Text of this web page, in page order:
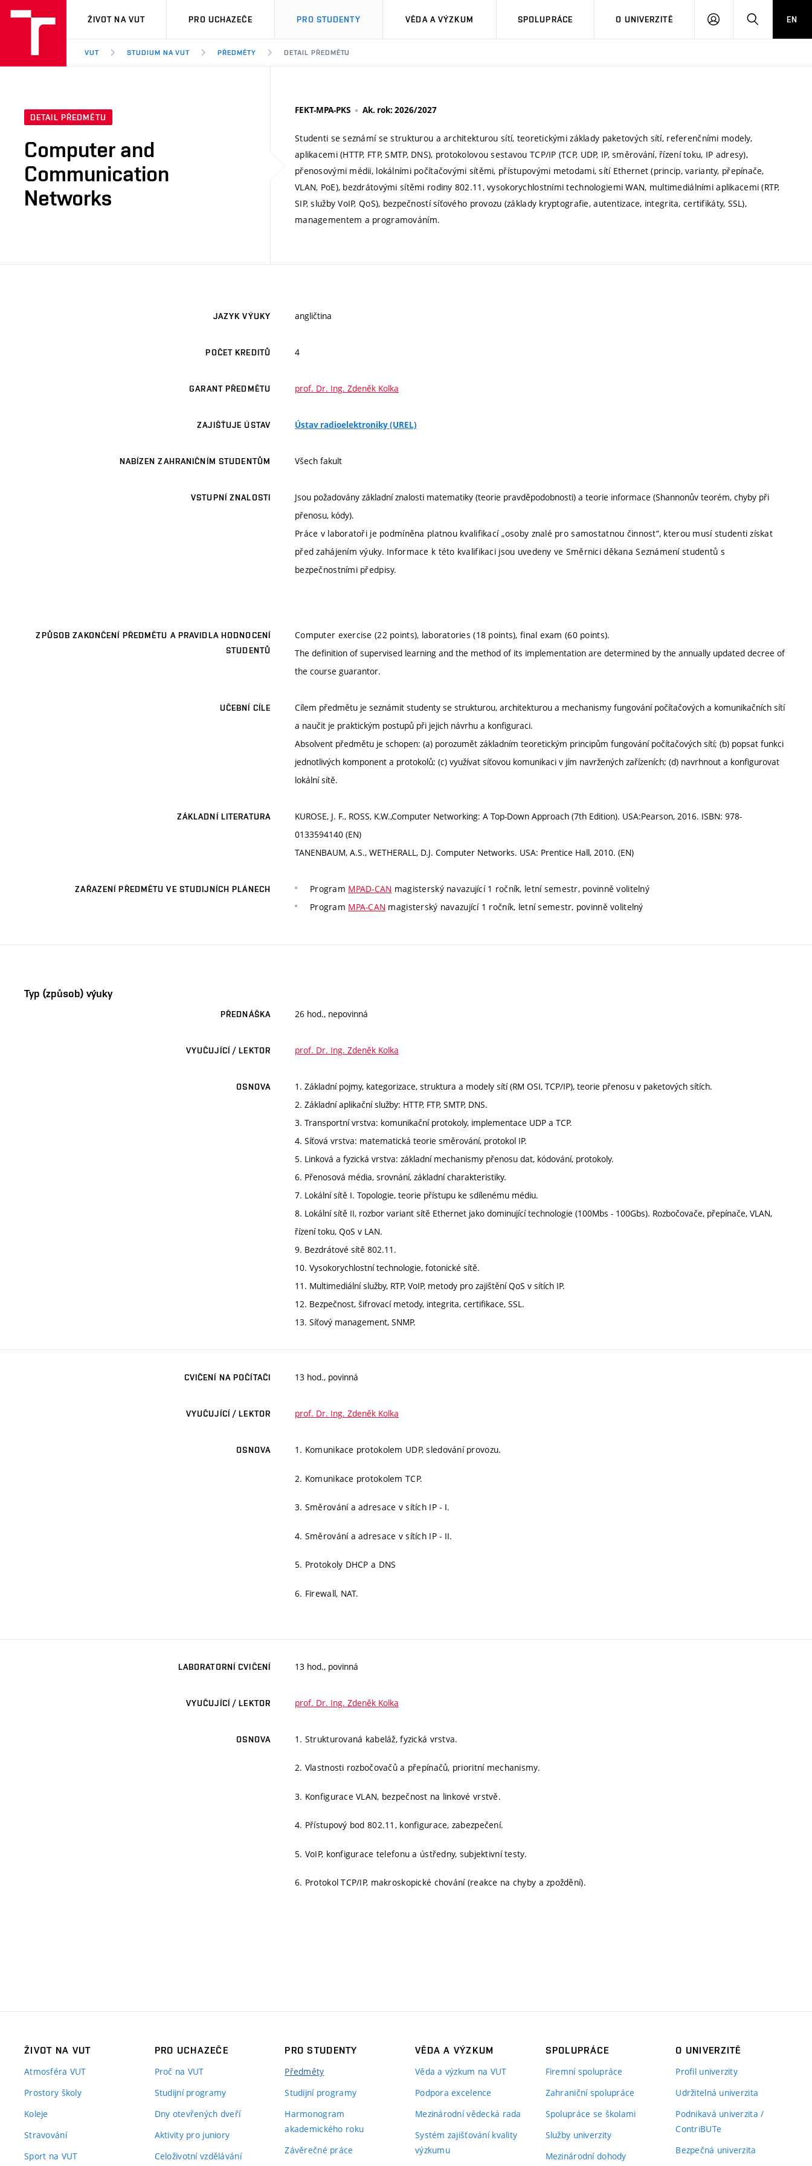
VUT
ŽIVOT NA VUT PRO UCHAZEČE PRO STUDENTY VĚDA A VÝZKUM SPOLUPRÁCE O UNIVERZITĚ
PŘIHLÁSIT HLEDATEN
VUT STUDIUM NA VUT PŘEDMĚTY DETAIL PŘEDMĚTU
DETAIL PŘEDMĚTU
Computer and
Communication
Networks
FEKT-MPA-PKS Ak. rok: 2026/2027
Studenti se seznámí se strukturou a architekturou sítí, teoretickými základy paketových sítí, referenčními modely,
aplikacemi (HTTP, FTP, SMTP, DNS), protokolovou sestavou TCP/IP (TCP, UDP, IP, směrování, řízení toku, IP adresy),
přenosovými médii, lokálními počítačovými sítěmi, přístupovými metodami, sítí Ethernet (princip, varianty, přepínače,
VLAN, PoE), bezdrátovými sítěmi rodiny 802.11, vysokorychlostními technologiemi WAN, multimediálními aplikacemi (RTP,
SIP, služby VoIP, QoS), bezpečností síťového provozu (základy kryptografie, autentizace, integrita, certifikáty, SSL),
managementem a programováním.
JAZYK VÝUKY angličtina
POČET KREDITŮ 4
GARANT PŘEDMĚTU prof. Dr. Ing. Zdeněk Kolka
ZAJIŠŤUJE ÚSTAV Ústav radioelektroniky (UREL)
NABÍZEN ZAHRANIČNÍM STUDENTŮM Všech fakult
VSTUPNÍ ZNALOSTI
Jsou požadovány základní znalosti matematiky (teorie pravděpodobnosti) a teorie informace (Shannonův teorém, chyby při
přenosu, kódy).
Práce v laboratoři je podmíněna platnou kvalifikací „osoby znalé pro samostatnou činnost“, kterou musí studenti získat
před zahájením výuky. Informace k této kvalifikaci jsou uvedeny ve Směrnici děkana Seznámení studentů s
bezpečnostními předpisy.
ZPŮSOB ZAKONČENÍ PŘEDMĚTU A PRAVIDLA HODNOCENÍ
STUDENTŮ
Computer exercise (22 points), laboratories (18 points), final exam (60 points).
The definition of supervised learning and the method of its implementation are determined by the annually updated decree of
the course guarantor.
UČEBNÍ CÍLE
Cílem předmětu je seznámit studenty se strukturou, architekturou a mechanismy fungování počítačových a komunikačních sítí
a naučit je praktickým postupů při jejich návrhu a konfiguraci.
Absolvent předmětu je schopen: (a) porozumět základním teoretickým principům fungování počítačových sítí; (b) popsat funkci
jednotlivých komponent a protokolů; (c) využívat síťovou komunikaci v jím navržených zařízeních; (d) navrhnout a konfigurovat
lokální sítě.
ZÁKLADNÍ LITERATURA
KUROSE, J. F., ROSS, K.W.,Computer Networking: A Top-Down Approach (7th Edition). USA:Pearson, 2016. ISBN: 978-
0133594140 (EN)
TANENBAUM, A.S., WETHERALL, D.J. Computer Networks. USA: Prentice Hall, 2010. (EN)
ZAŘAZENÍ PŘEDMĚTU VE STUDIJNÍCH PLÁNECH Program MPAD-CAN magisterský navazující 1 ročník, letní semestr, povinně volitelný
Program MPA-CAN magisterský navazující 1 ročník, letní semestr, povinně volitelný
Typ (způsob) výuky
PŘEDNÁŠKA 26 hod., nepovinná
VYUČUJÍCÍ / LEKTOR prof. Dr. Ing. Zdeněk Kolka
OSNOVA
1. Základní pojmy, kategorizace, struktura a modely sítí (RM OSI, TCP/IP), teorie přenosu v paketových sítích.
2. Základní aplikační služby: HTTP, FTP, SMTP, DNS.
3. Transportní vrstva: komunikační protokoly, implementace UDP a TCP.
4. Síťová vrstva: matematická teorie směrování, protokol IP.
5. Linková a fyzická vrstva: základní mechanismy přenosu dat, kódování, protokoly.
6. Přenosová média, srovnání, základní charakteristiky.
7. Lokální sítě I. Topologie, teorie přístupu ke sdílenému médiu.
8. Lokální sítě II, rozbor variant sítě Ethernet jako dominující technologie (100Mbs - 100Gbs). Rozbočovače, přepínače, VLAN,
řízení toku, QoS v LAN.
9. Bezdrátové sítě 802.11.
10. Vysokorychlostní technologie, fotonické sítě.
11. Multimediální služby, RTP, VoIP, metody pro zajištění QoS v sítích IP.
12. Bezpečnost, šifrovací metody, integrita, certifikace, SSL.
13. Síťový management, SNMP.
CVIČENÍ NA POČÍTAČI 13 hod., povinná
VYUČUJÍCÍ / LEKTOR prof. Dr. Ing. Zdeněk Kolka
OSNOVA 1. Komunikace protokolem UDP, sledování provozu.
2. Komunikace protokolem TCP.
3. Směrování a adresace v sítích IP - I.
4. Směrování a adresace v sítích IP - II.
5. Protokoly DHCP a DNS
6. Firewall, NAT.
LABORATORNÍ CVIČENÍ 13 hod., povinná
VYUČUJÍCÍ / LEKTOR prof. Dr. Ing. Zdeněk Kolka
OSNOVA 1. Strukturovaná kabeláž, fyzická vrstva.
2. Vlastnosti rozbočovačů a přepínačů, prioritní mechanismy.
3. Konfigurace VLAN, bezpečnost na linkové vrstvě.
4. Přístupový bod 802.11, konfigurace, zabezpečení.
5. VoIP, konfigurace telefonu a ústředny, subjektivní testy.
6. Protokol TCP/IP, makroskopické chování (reakce na chyby a zpoždění).
ŽIVOT NA VUT
Atmosféra VUT
Prostory školy
Koleje
Stravování
Sport na VUT
PRO UCHAZEČE
Proč na VUT
Studijní programy
Dny otevřených dveří
Aktivity pro juniory
Celoživotní vzdělávání
PRO STUDENTY
Předměty
Studijní programy
Harmonogram
akademického roku
Závěrečné práce
VĚDA A VÝZKUM
Věda a výzkum na VUT
Podpora excelence
Mezinárodní vědecká rada
Systém zajišťování kvality
výzkumu
SPOLUPRÁCE
Firemní spolupráce
Zahraniční spolupráce
Spolupráce se školami
Služby univerzity
Mezinárodní dohody
O UNIVERZITĚ
Profil univerzity
Udržitelná univerzita
Podnikavá univerzita /
ContriBUTe
Bezpečná univerzita